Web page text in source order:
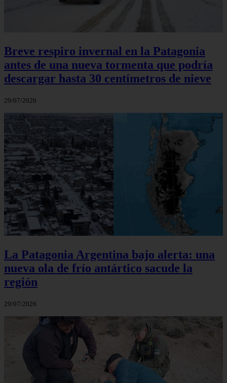
Breve respiro invernal en la Patagonia
antes de una nueva tormenta que podría
descargar hasta 30 centímetros de nieve
29/07/2026
La Patagonia Argentina bajo alerta: una
nueva ola de frío antártico sacude la
región
29/07/2026